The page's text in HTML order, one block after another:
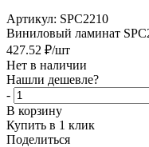
Артикул: SPC2210
Виниловый ламинат
427.52 ₽/шт
Нет в наличии
Нашли дешевле?
-
В корзину
Купить в 1 клик
Поделиться